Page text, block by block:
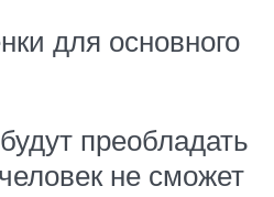
для основного
преобладать
не сможет